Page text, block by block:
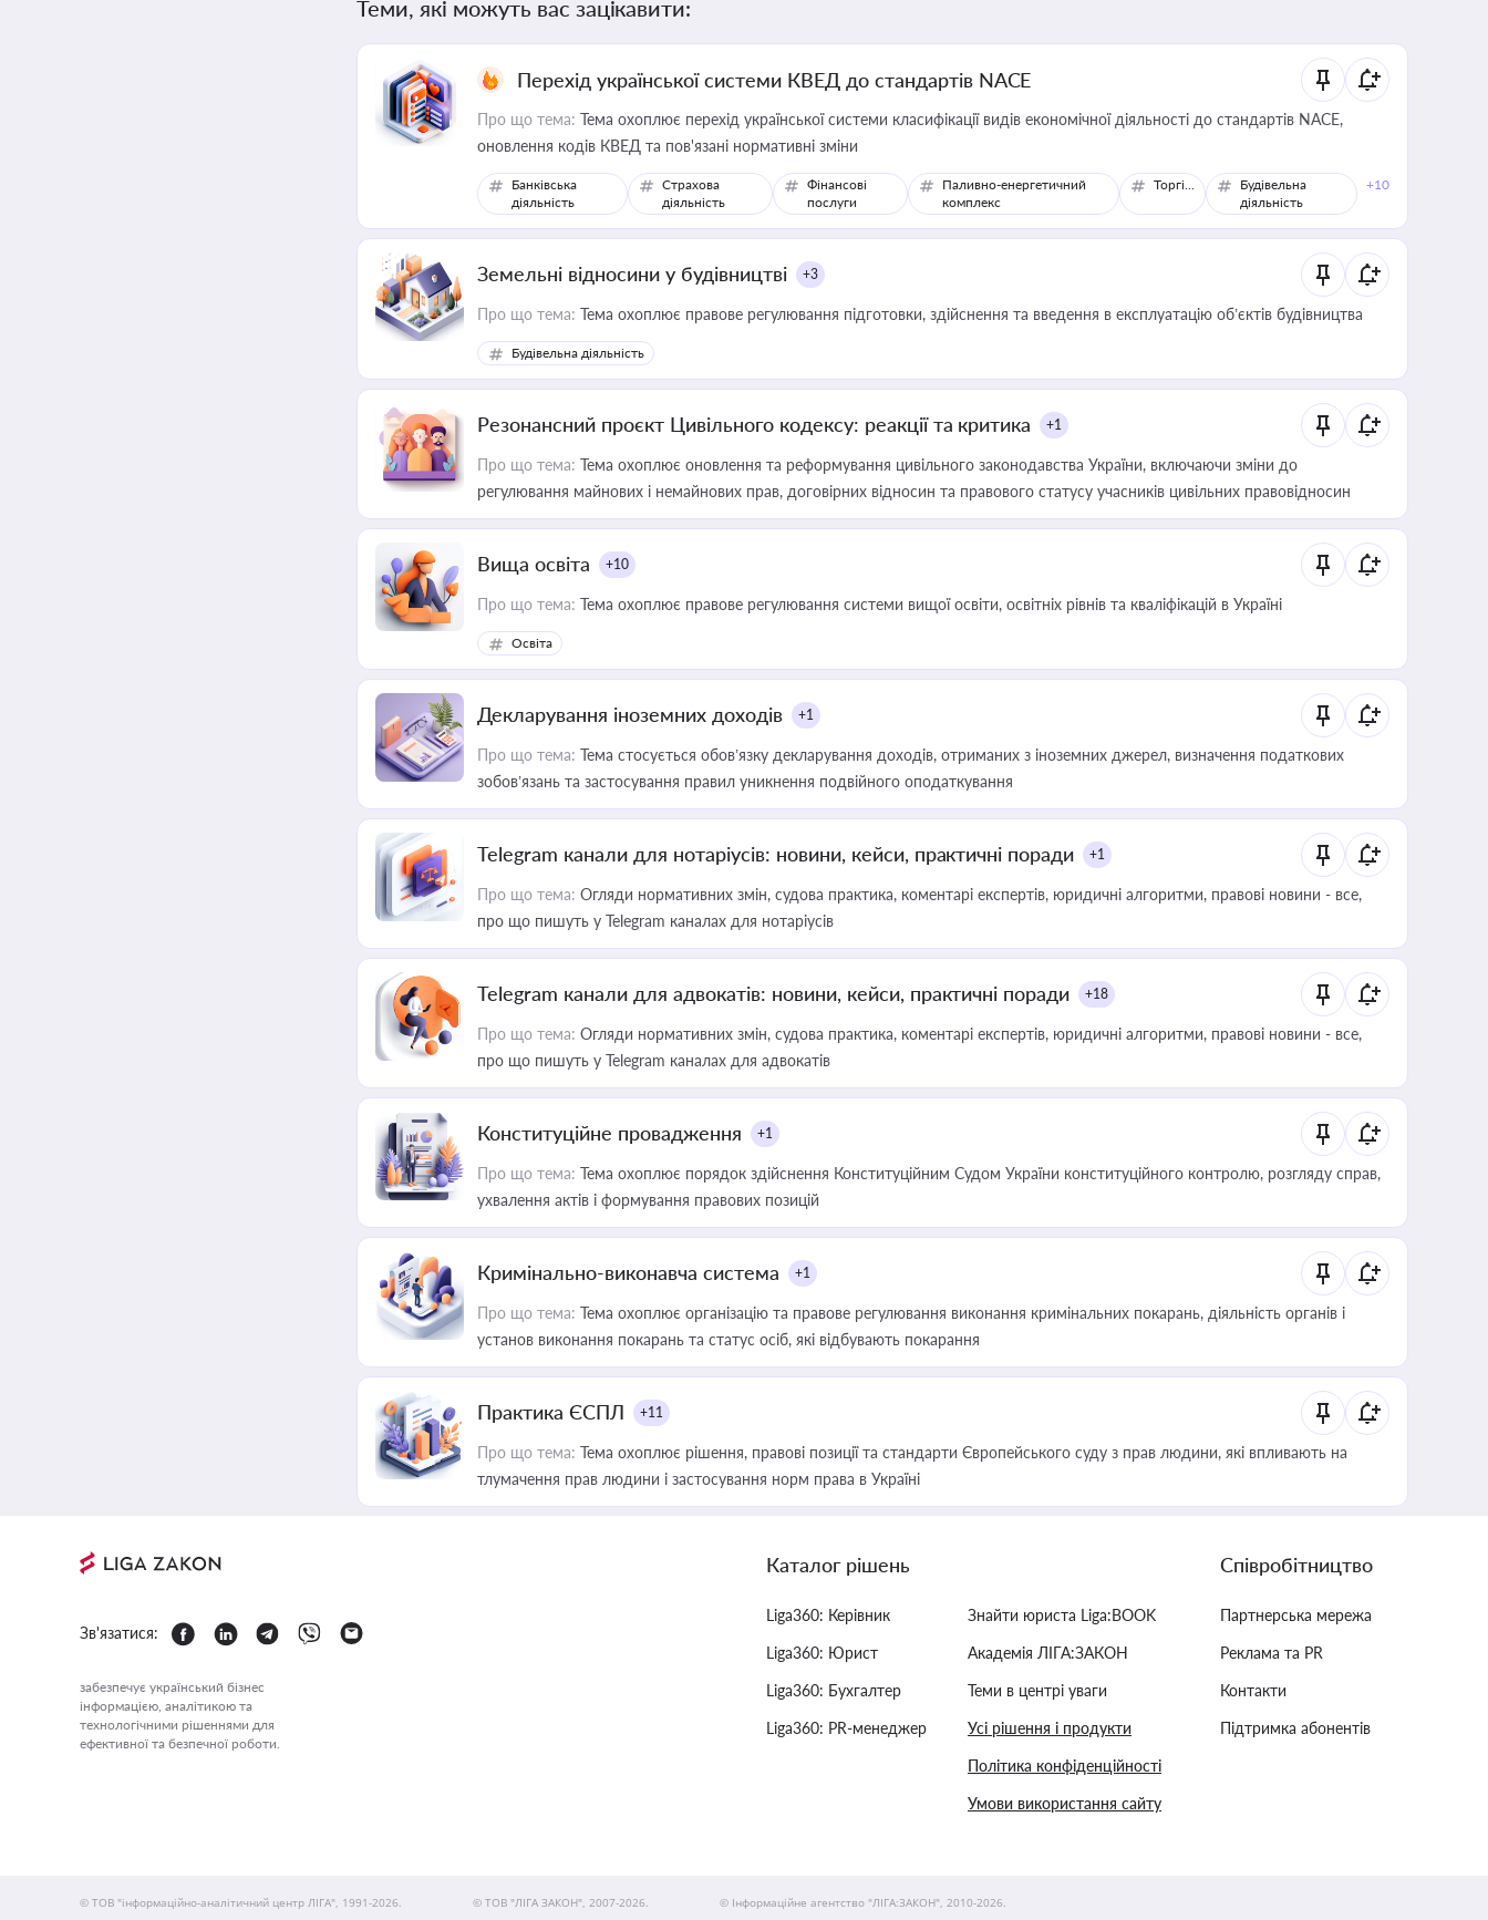
Теми, які можуть вас зацікавити:
Перехід української системи КВЕД до стандартів NACE
Про що тема: Тема охоплює перехід української системи класифікації видів економічної діяльності до стандартів NACE,
оновлення кодів КВЕД та пов'язані нормативні зміни
Банківська
діяльність
Страхова
діяльність
Фінансові
послуги
Паливно-енергетичний
комплекс
Торгівля
Будівельна
діяльність
+10
Земельні відносини у будівництві +3
Про що тема: Тема охоплює правове регулювання підготовки, здійснення та введення в експлуатацію об’єктів будівництва
Будівельна діяльність
Резонансний проєкт Цивільного кодексу: реакції та критика +1
Про що тема: Тема охоплює оновлення та реформування цивільного законодавства України, включаючи зміни до
регулювання майнових і немайнових прав, договірних відносин та правового статусу учасників цивільних правовідносин
Вища освіта +10
Про що тема: Тема охоплює правове регулювання системи вищої освіти, освітніх рівнів та кваліфікацій в Україні
Освіта
Декларування іноземних доходів +1
Про що тема: Тема стосується обов’язку декларування доходів, отриманих з іноземних джерел, визначення податкових
зобов’язань та застосування правил уникнення подвійного оподаткування
Telegram канали для нотаріусів: новини, кейси, практичні поради +1
Про що тема: Огляди нормативних змін, судова практика, коментарі експертів, юридичні алгоритми, правові новини - все,
про що пишуть у Telegram каналах для нотаріусів
Telegram канали для адвокатів: новини, кейси, практичні поради +18
Про що тема: Огляди нормативних змін, судова практика, коментарі експертів, юридичні алгоритми, правові новини - все,
про що пишуть у Telegram каналах для адвокатів
Конституційне провадження +1
Про що тема: Тема охоплює порядок здійснення Конституційним Судом України конституційного контролю, розгляду справ,
ухвалення актів і формування правових позицій
Кримінально-виконавча система +1
Про що тема: Тема охоплює організацію та правове регулювання виконання кримінальних покарань, діяльність органів і
установ виконання покарань та статус осіб, які відбувають покарання
Практика ЄСПЛ +11
Про що тема: Тема охоплює рішення, правові позиції та стандарти Європейського суду з прав людини, які впливають на
тлумачення прав людини і застосування норм права в Україні
Зв'язатися:
забезпечує український бізнес
інформацією, аналітикою та
технологічними рішеннями для
ефективної та безпечної роботи.
Каталог рішень
Liga360: Керівник
Liga360: Юрист
Liga360: Бухгалтер
Liga360: PR-менеджер
Знайти юриста Liga:BOOK
Академія ЛІГА:ЗАКОН
Теми в центрі уваги
Усі рішення і продукти
Політика конфіденційності
Умови використання сайту
Співробітництво
Партнерська мережа
Реклама та PR
Контакти
Підтримка абонентів
© ТОВ "інформаційно-аналітичний центр ЛІГА", 1991-2026. © ТОВ "ЛІГА ЗАКОН", 2007-2026. © Інформаційне агентство "ЛІГА:ЗАКОН", 2010-2026.